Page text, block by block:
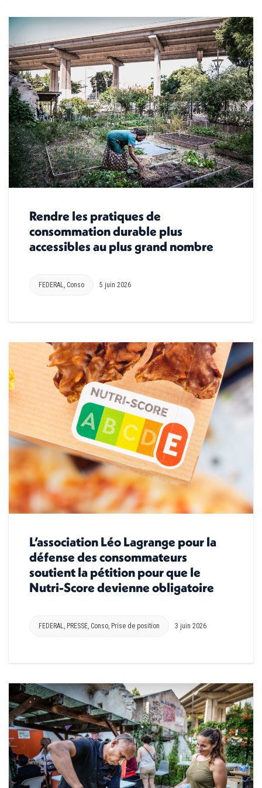
Rendre les pratiques de
consommation durable plus
accessibles au plus grand nombre
FEDERAL, Conso 5 juin 2026
L’association Léo Lagrange pour la
défense des consommateurs
soutient la pétition pour que le
Nutri-Score devienne obligatoire
FEDERAL, PRESSE, Conso, Prise de position 3 juin 2026